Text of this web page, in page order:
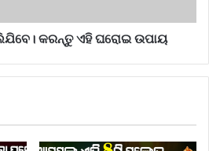
କରନ୍ତୁ ଏହି ଘରୋଇ ଉପାୟ